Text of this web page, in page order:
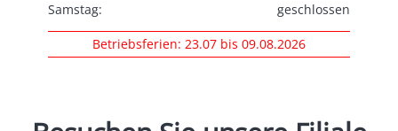
Samstag:
geschlossen
Betriebsferien: 23.07 bis 09.08.2026